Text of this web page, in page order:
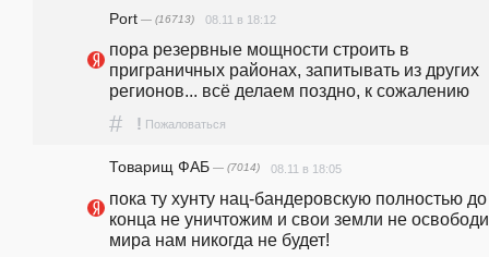
Port — (16713) 08.11 в 18:12
пора резервные мощности строить в
приграничных районах, запитывать из других
регионов... всё делаем поздно, к сожалению
# ! Пожаловаться
Товарищ ФАБ — (7014) 08.11 в 18:05
пока ту хунту нац-бандеровскую полностью до
конца не уничтожим и свои земли не
мира нам никогда не будет!